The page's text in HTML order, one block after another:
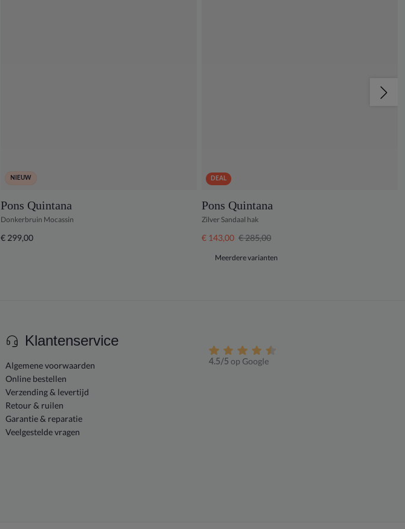
NIEUW
Pons Quintana
Donkerbruin Mocassin
€ 299,00
DEAL
Pons Quintana
Zilver Sandaal hak
€ 143,00 € 285,00
Meerdere varianten
Klantenservice
Algemene voorwaarden
Online bestellen
Verzending & levertijd
Retour & ruilen
Garantie & reparatie
Veelgestelde vragen
4.5/5 op Google